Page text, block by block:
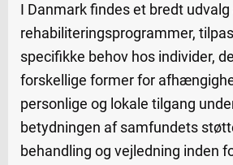
I Danmark findes et bredt udvalg
rehabiliteringsprogrammer,
specifikke behov hos individer,
forskellige former for
personlige og lokale tilgang
betydningen af samfundets
behandling og vejledning inden